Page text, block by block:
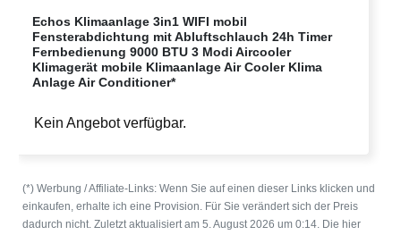
Echos Klimaanlage 3in1 WIFI mobil
Fensterabdichtung mit Abluftschlauch 24h Timer
Fernbedienung 9000 BTU 3 Modi Aircooler
Klimagerät mobile Klimaanlage Air Cooler Klima
Anlage Air Conditioner*
Kein Angebot verfügbar.
(*) Werbung / Affiliate-Links: Wenn Sie auf einen dieser Links klicken und
einkaufen, erhalte ich eine Provision. Für Sie verändert sich der Preis
dadurch nicht. Zuletzt aktualisiert am 5. August 2026 um 0:14. Die hier